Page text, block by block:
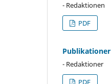
- Redaktionen
PDF
Publikationer
- Redaktioner
PDF